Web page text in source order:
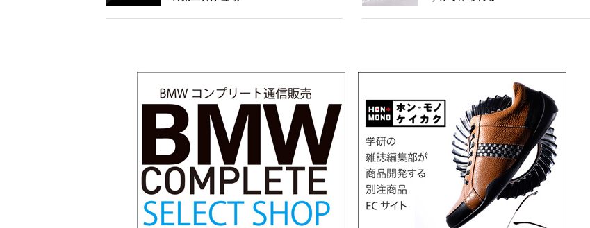
そして漁師町らしい豊浜町を安全運転で抜け、大崎下島へ。かつて風待ちや潮待ちの港として栄
え、現在も江戸時代の町並みが大規模に残る御手洗に立ち寄る。この街には住居だけでなく、防波
堤や灯籠、船宿、お茶屋といった施設がよい状態で保存されており、静かに中継貿易港の栄華を現
代に伝えてくる。